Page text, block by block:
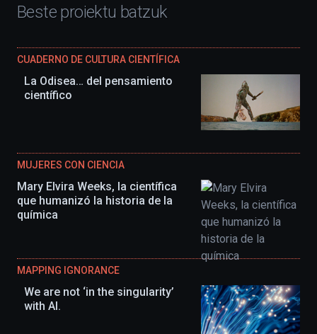
Beste proiektu batzuk
CUADERNO DE CULTURA CIENTÍFICA
La Odisea… del pensamiento
científico
MUJERES CON CIENCIA
Mary Elvira Weeks, la científica
que humanizó la historia de la
química
MAPPING IGNORANCE
We are not ‘in the singularity’
with AI.